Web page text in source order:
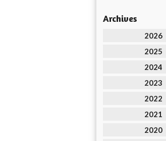
Archives
2026
2025
2024
2023
2022
2021
2020